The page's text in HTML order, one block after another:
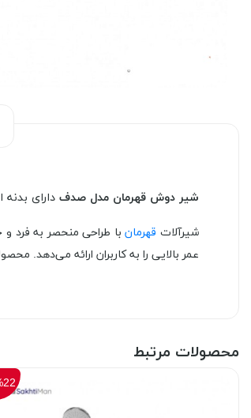
شیر دوش قهرمان مدل صدف دارای
شیرآلات قهرمانبا طراحی منحصر به فرد و
عمر بالایی را به کاربران ارائه می‌دهد.
محصولات مرتبط